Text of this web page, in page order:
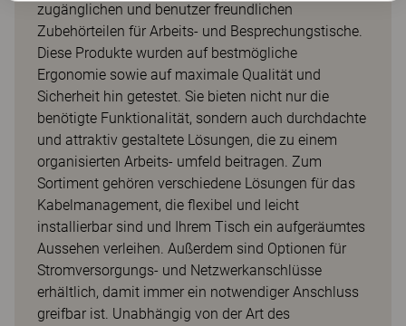
zugänglichen und benutzer freundlichen
Zubehörteilen für Arbeits- und Besprechungstische.
Diese Produkte wurden auf bestmögliche
Ergonomie sowie auf maximale Qualität und
Sicherheit hin getestet. Sie bieten nicht nur die
benötigte Funktionalität, sondern auch durchdachte
und attraktiv gestaltete Lösungen, die zu einem
organisierten Arbeits- umfeld beitragen. Zum
Sortiment gehören verschiedene Lösungen für das
Kabelmanagement, die flexibel und leicht
installierbar sind und Ihrem Tisch ein aufgeräumtes
Aussehen verleihen. Außerdem sind Optionen für
Stromversorgungs- und Netzwerkanschlüsse
erhältlich, damit immer ein notwendiger Anschluss
greifbar ist. Unabhängig von der Art des